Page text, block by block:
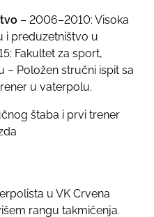
– 2006–2010: Visoka
i preduzetništvo u
Fakultet za sport,
– Položen stručni ispit sa
u vaterpolu.
štaba i prvi trener
u VK Crvena
rangu takmičenja.